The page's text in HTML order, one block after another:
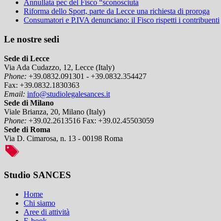
Annullata pec del Fisco “sconosciuta
Riforma dello Sport, parte da Lecce una richiesta di proroga
Consumatori e P.IVA denunciano: il Fisco rispetti i contribuenti
Le nostre sedi
Sede di Lecce
Via Ada Cudazzo, 12, Lecce (Italy)
Phone: +39.0832.091301 - +39.0832.354427
Fax: +39.0832.1830363
Email: info@studiolegalesances.it
Sede di Milano
Viale Brianza, 20, Milano (Italy)
Phone: +39.02.2613516 Fax: +39.02.45503059
Sede di Roma
Via D. Cimarosa, n. 13 - 00198 Roma
Studio SANCES
Home
Chi siamo
Aree di attività